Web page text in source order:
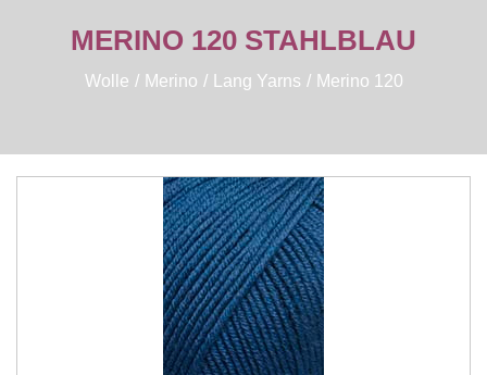
MERINO 120 STAHLBLAU
Wolle Merino Lang Yarns Merino 120